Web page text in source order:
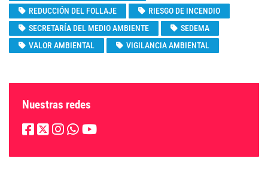
REDUCCIÓN DEL FOLLAJE
RIESGO DE INCENDIO
SECRETARÍA DEL MEDIO AMBIENTE
SEDEMA
VALOR AMBIENTAL
VIGILANCIA AMBIENTAL
Nuestras redes